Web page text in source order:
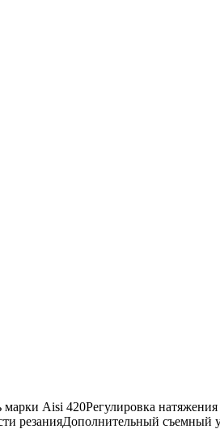
Aisi 420Регулировка
резанияДополнительный съемный